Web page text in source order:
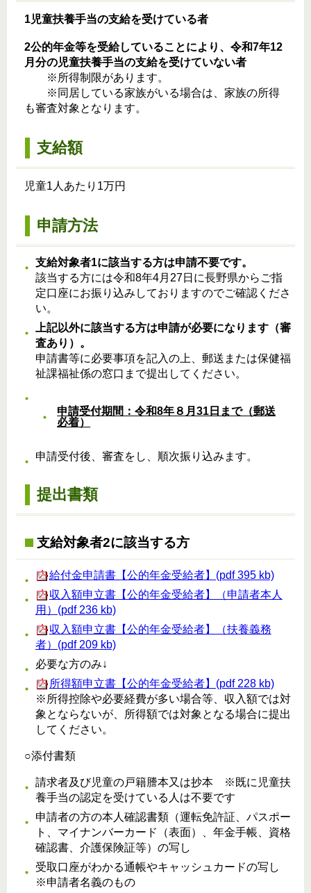
1児童扶養手当の支給を受けている者
2公的年金等を受給していることにより、令和7年12
月分の児童扶養手当の支給を受けていない者
※所得制限があります。
※同居している家族がいる場合は、家族の所得
も審査対象となります。
支給額
児童1人あたり1万円
申請方法
支給対象者1に該当する方は申請不要です。
該当する方には令和8年4月27日に長野県からご指
定口座にお振り込みしておりますのでご確認くださ
い。
上記以外に該当する方は申請が必要になります（審
査あり）。
申請書等に必要事項を記入の上、郵送または保健福
祉課福祉係の窓口まで提出してください。
申請受付期間：令和8年８月31日まで（郵送
必着）
申請受付後、審査をし、順次振り込みます。
提出書類
支給対象者2に該当する方
給付金申請書【公的年金受給者】(pdf 395 kb)
収入額申立書【公的年金受給者】（申請者本人
用）(pdf 236 kb)
収入額申立書【公的年金受給者】（扶養義務
者）(pdf 209 kb)
必要な方のみ↓
所得額申立書【公的年金受給者】(pdf 228 kb)
※所得控除や必要経費が多い場合等、収入額では対
象とならないが、所得額では対象となる場合に提出
してください。
○添付書類
請求者及び児童の戸籍謄本又は抄本 ※既に児童扶
養手当の認定を受けている人は不要です
申請者の方の本人確認書類（運転免許証、パスポー
ト、マイナンバーカード（表面）、年金手帳、資格
確認書、介護保険証等）の写し
受取口座がわかる通帳やキャッシュカードの写し
※申請者名義のもの